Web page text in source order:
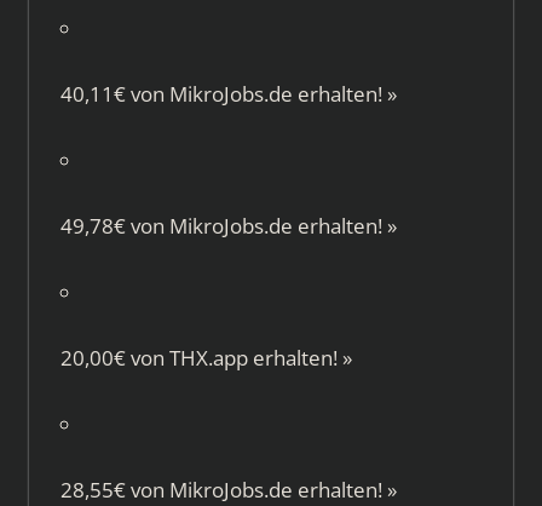
40,11€ von MikroJobs.de erhalten! »
49,78€ von MikroJobs.de erhalten! »
20,00€ von THX.apperhalten! »
28,55€ von MikroJobs.de erhalten! »